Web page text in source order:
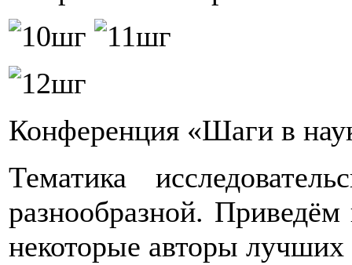
Конференция «Шаги в
Тематика
разнообразной.
некоторые авторы лучших